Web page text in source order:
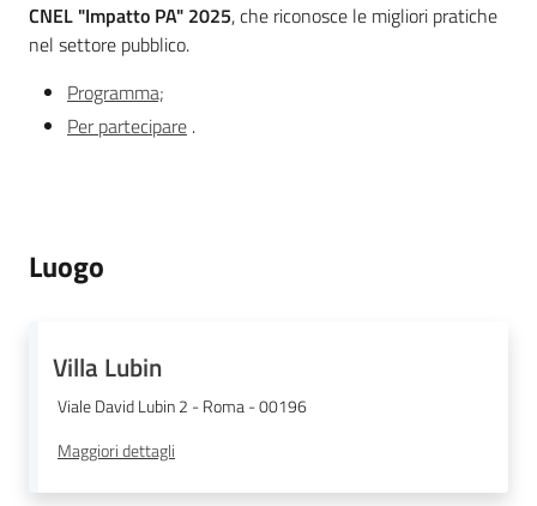
Leggi Atti Bandi
CNEL "Impatto PA" 2025, che riconosce le migliori pratiche
nel settore pubblico.
Programma;
Per partecipare .
Luogo
Villa Lubin
Viale David Lubin 2 - Roma - 00196
Maggiori dettagli